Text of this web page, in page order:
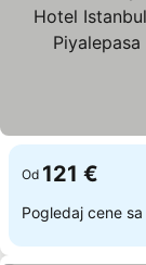
Od 121 €
Pogledaj cene sa